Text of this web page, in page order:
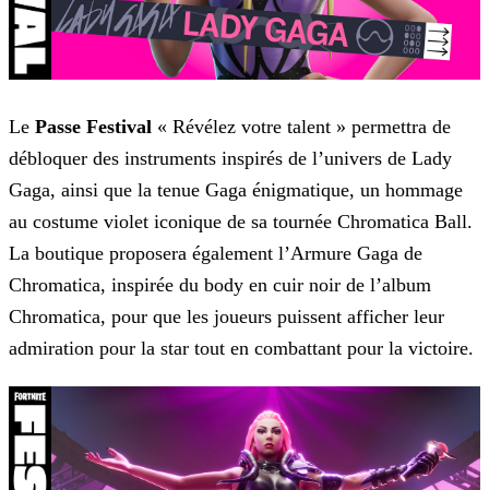
Le Passe Festival « Révélez votre talent » permettra de
débloquer des instruments inspirés de l’univers de Lady
Gaga, ainsi que la tenue Gaga énigmatique, un hommage
au costume violet iconique de sa tournée Chromatica Ball.
La boutique proposera également l’Armure Gaga de
Chromatica, inspirée du body en cuir noir de l’album
Chromatica, pour que les joueurs puissent afficher leur
admiration pour la star tout en combattant pour la victoire.